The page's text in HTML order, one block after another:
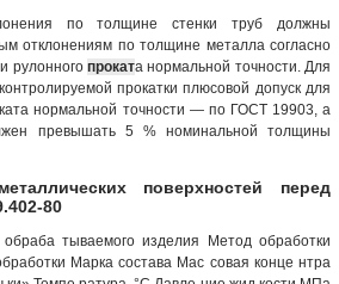
по толщине стенки труб должны
отклонениям по толщине металла согласно
рулонного проката нормальной точности. Для
прокатки плюсовой допуск для
нормальной точности — по ГОСТ 19903, а
превышать 5 % номинальной толщины
поверхностей перед
80
тываемого изделия Метод обработки
Марка состава Мас совая конце нтра